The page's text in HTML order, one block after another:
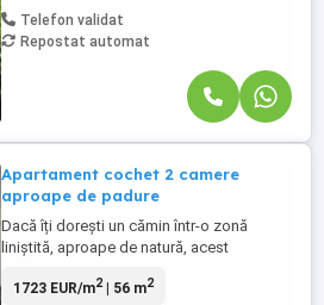
Telefon validat
Repostat automat
Apartament cochet 2 camere
aproape de padure
Dacă îți dorești un cămin într-o zonă
liniștită, aproape de natură, acest
pe Strada Stejarului, într-o zonă verde și
1723 EUR/m2| 56 m2